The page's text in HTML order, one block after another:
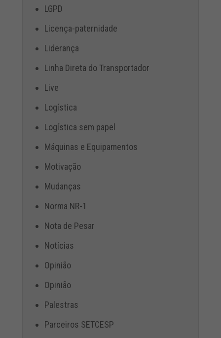
LGPD
Licença-paternidade
Liderança
Linha Direta do Transportador
Live
Logística
Logística sem papel
Máquinas e Equipamentos
Motivação
Mudanças
Norma NR-1
Nota de Pesar
Notícias
Opinião
Opinião
Palestras
Parceiros SETCESP